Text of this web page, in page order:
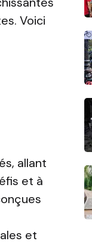
Voici
allant
et à
et